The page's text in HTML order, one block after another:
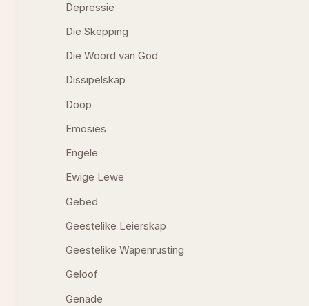
Depressie
Die Skepping
Die Woord van God
Dissipelskap
Doop
Emosies
Engele
Ewige Lewe
Gebed
Geestelike Leierskap
Geestelike Wapenrusting
Geloof
Genade